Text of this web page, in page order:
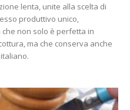
lenta, unite alla scelta di
produttivo unico,
non solo è perfetta in
ma che conserva anche